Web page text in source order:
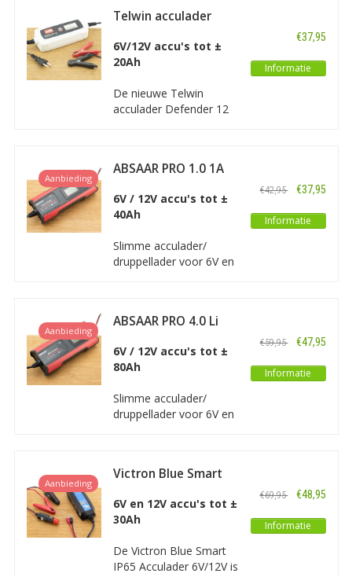
kortsluiting en ompoling.
De ampèremeter laat
zien hoeveel stroom er
naar de batterij gaat.
bedraagt 5A.
Telwin acculader
6V/12V accu's tot ±
20Ah
De nieuwe Telwin
acculader Defender 12
elektronische regeling
automatische
onderbreking en herstart
opladen van all types 6V
en 12V loodzuur accu’s.
€37,95
Informatie
Aanbieding
ABSAAR PRO 1.0 1A
6V / 12V accu's tot ±
40Ah
Slimme acculader/
druppellader voor 6V en
volledig automatisch
maximaal 1A.
€42,95 €37,95
Informatie
Aanbieding
ABSAAR PRO 4.0 Li
6V / 12V accu's tot ±
80Ah
Slimme acculader/
druppellader voor 6V en
Deze Absaar acculader
met een vermogen van
maximaal 4A.
€59,95 €47,95
Informatie
Aanbieding
Victron Blue Smart
6V/12V
6V en 12V accu's tot ±
30Ah
De Victron Blue Smart
IP65 Acculader 6V/12V is
€69,95 €48,95
Informatie